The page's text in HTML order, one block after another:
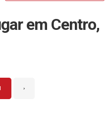
em Centro,
›